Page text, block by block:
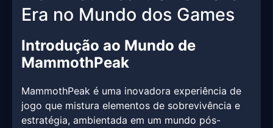
Era no Mundo dos Games
Introdução ao Mundo de
MammothPeak
MammothPeak é uma inovadora experiência de
jogo que mistura elementos de sobrevivência e
estratégia, ambientada em um mundo pós-